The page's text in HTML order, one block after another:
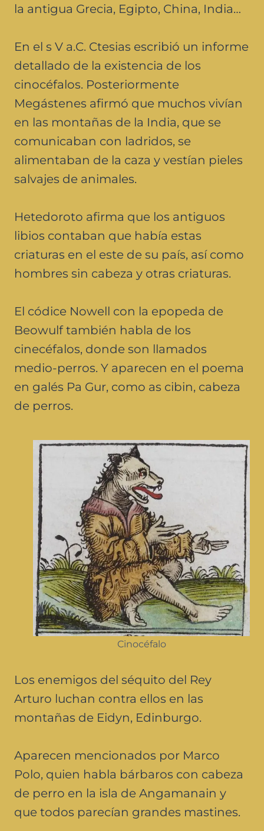
la antigua Grecia, Egipto, China, India…
En el s V a.C. Ctesias escribió un informe
detallado de la existencia de los
cinocéfalos. Posteriormente
Megástenes afirmó que muchos vivían
en las montañas de la India, que se
comunicaban con ladridos, se
alimentaban de la caza y vestían pieles
salvajes de animales.
Hetedoroto afirma que los antiguos
libios contaban que había estas
criaturas en el este de su país, así como
hombres sin cabeza y otras criaturas.
El códice Nowell con la epopeda de
Beowulf también habla de los
cinecéfalos, donde son llamados
medio-perros. Y aparecen en el poema
en galés Pa Gur, como as cibin, cabeza
de perros.
Cinocéfalo
Los enemigos del séquito del Rey
Arturo luchan contra ellos en las
montañas de Eidyn, Edinburgo.
Aparecen mencionados por Marco
Polo, quien habla bárbaros con cabeza
de perro en la isla de Angamanain y
que todos parecían grandes mastines.